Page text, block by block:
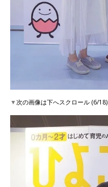
▼次の画像は下へスクロール (6/18)